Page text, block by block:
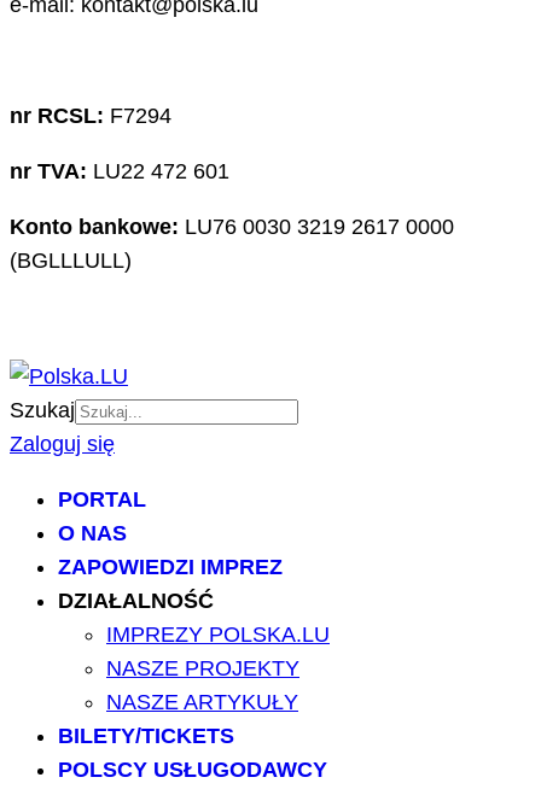
nr RCSL: F7294
nr TVA: LU22 472 601
Konto bankowe: LU76 0030 3219 2617 0000
(BGLLLULL)
Szukaj
Zaloguj się
PORTAL
O NAS
ZAPOWIEDZI IMPREZ
DZIAŁALNOŚĆ
IMPREZY POLSKA.LU
NASZE PROJEKTY
NASZE ARTYKUŁY
BILETY/TICKETS
POLSCY USŁUGODAWCY